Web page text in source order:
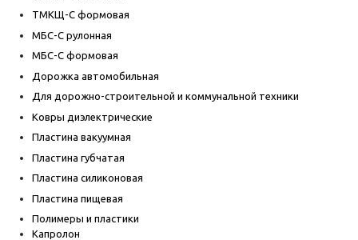
ТМКЩ-С формовая
МБС-С рулонная
МБС-С формовая
Дорожка автомобильная
Для дорожно-строительной и коммунальной техники
Ковры диэлектрические
Пластина вакуумная
Пластина губчатая
Пластина силиконовая
Пластина пищевая
Полимеры и пластики
Капролон